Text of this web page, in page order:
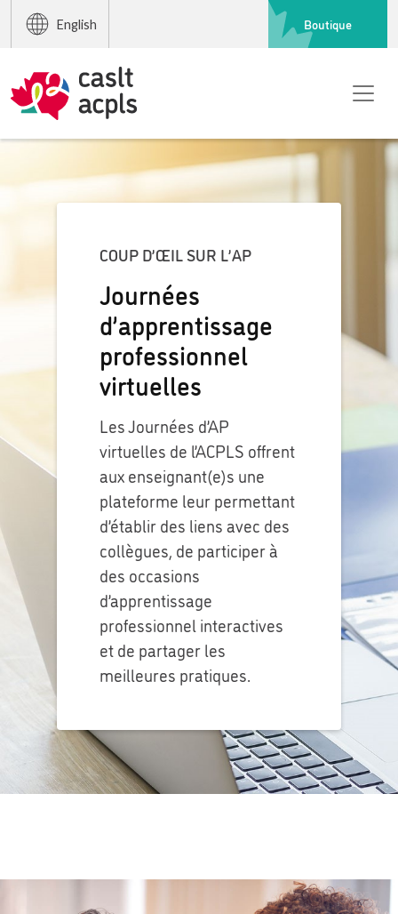
English Boutique
COUP D’ŒIL SUR L’AP
Journées
d’apprentissage
professionnel
virtuelles
Les Journées d’AP
virtuelles de l’ACPLS offrent
aux enseignant(e)s une
plateforme leur permettant
d’établir des liens avec des
collègues, de participer à
des occasions
d’apprentissage
professionnel interactives
et de partager les
meilleures pratiques.